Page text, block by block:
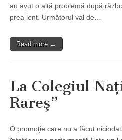
au avut o altă problemă după
prea lent. Următorul val de…
Read more →
La Colegiul
Rareş”
O promoţie care nu a făcut